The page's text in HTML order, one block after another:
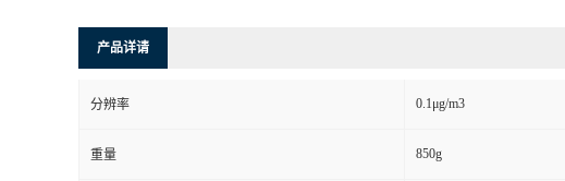
产品详请
分辨率 0.1μg/m3
重量 850g